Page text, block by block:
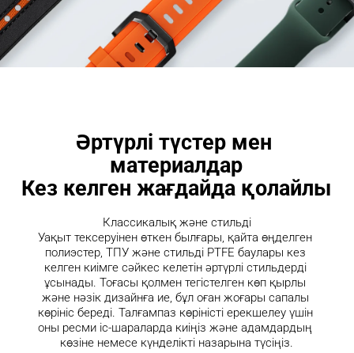
Әртүрлі түстер мен
материалдар
Кез келген жағдайда қолайлы
Классикалық және стильді
Уақыт тексеруінен өткен былғары, қайта өңделген
полиэстер, ТПУ және стильді PTFE баулары кез
келген киімге сәйкес келетін әртүрлі стильдерді
ұсынады. Тоғасы қолмен тегістелген көп қырлы
және нәзік дизайнға ие, бұл оған жоғары сапалы
көрініс береді. Талғампаз көріністі ерекшелеу үшін
оны ресми іс-шараларда киіңіз және адамдардың
көзіне немесе күнделікті назарына түсіңіз.